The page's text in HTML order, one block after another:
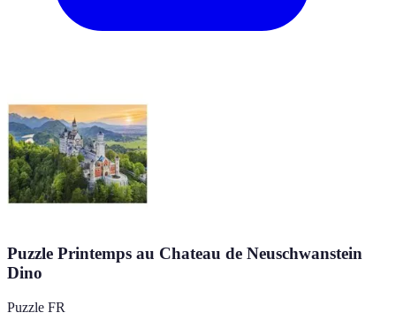
Puzzle Printemps au Chateau de Neuschwanstein
Dino
Puzzle FR